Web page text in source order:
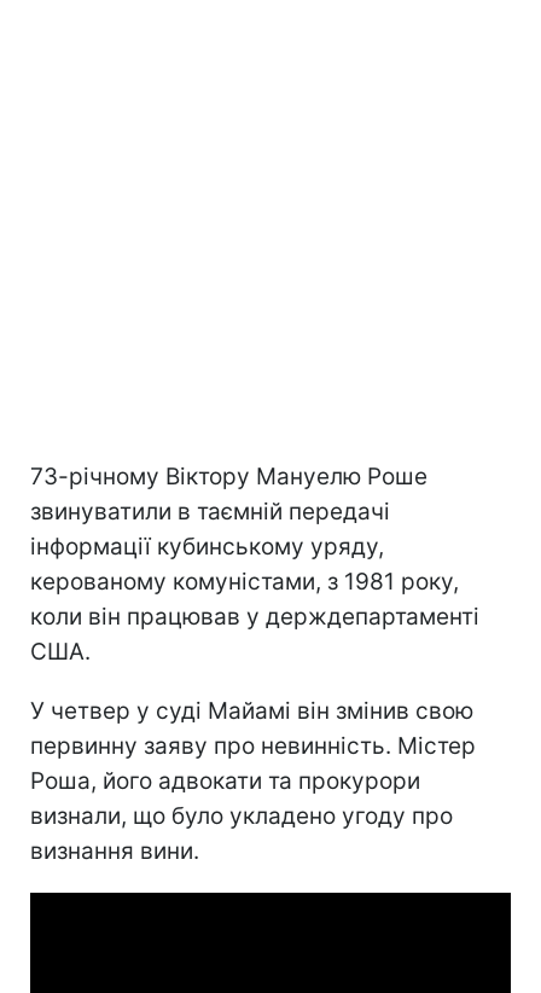
73-річному Віктору Мануелю Роше
звинуватили в таємній передачі
інформації кубинському уряду,
керованому комуністами, з 1981 року,
коли він працював у держдепартаменті
США.
У четвер у суді Майамі він змінив свою
первинну заяву про невинність. Містер
Роша, його адвокати та прокурори
визнали, що було укладено угоду про
визнання вини.